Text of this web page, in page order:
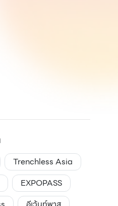
Trenchless Asia
EXPOPASS